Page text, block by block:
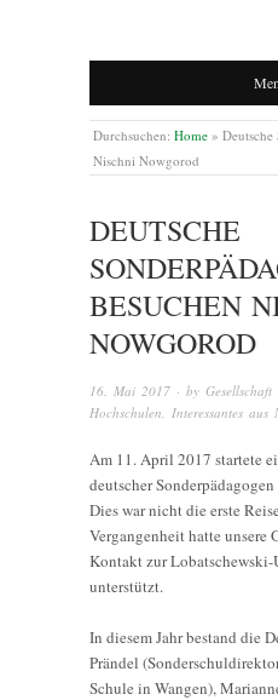
Durchsuchen: Home » Deutsche
Nischni Nowgorod
DEUTSCHE
BESUCHEN
NOWGOROD
16. Mai 2017 · by Gesellschaft
Hochschulen, Interessantes aus
Am 11. April 2017 startete
deutscher
Dies war nicht die erste
Vergangenheit hatte unsere
Kontakt zur
unterstützt.
In diesem Jahr bestand die
Prändel
Schule in Wangen),